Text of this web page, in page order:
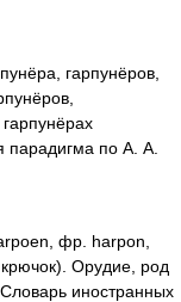
гарпунёров,
парадигма по А. А.
фр. harpon,
Орудие, род
иностранных